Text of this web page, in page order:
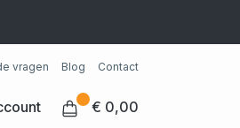
vragen Blog Contact
€ 0,00